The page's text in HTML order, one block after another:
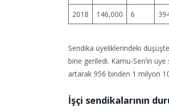
2018
146,000 6
Sendika üyeliklerindeki
bine geriledi. Kamu-Sen’in üye
artarak 956 binden 1 milyon
İşçi sendikalarının